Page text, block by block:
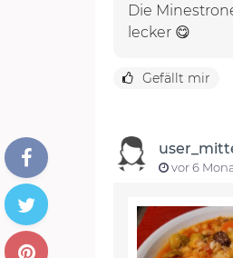
Die
lecker 😋
Gefällt mir
vor 6